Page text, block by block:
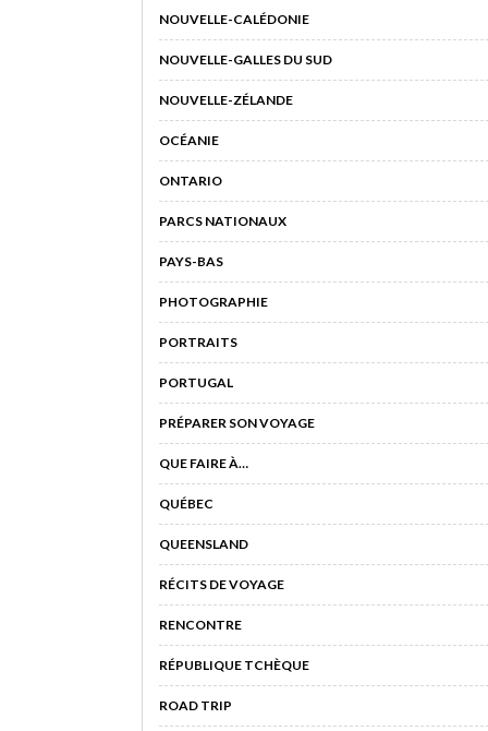
NOUVELLE-CALÉDONIE
NOUVELLE-GALLES DU SUD
NOUVELLE-ZÉLANDE
OCÉANIE
ONTARIO
PARCS NATIONAUX
PAYS-BAS
PHOTOGRAPHIE
PORTRAITS
PORTUGAL
PRÉPARER SON VOYAGE
QUE FAIRE À…
QUÉBEC
QUEENSLAND
RÉCITS DE VOYAGE
RENCONTRE
RÉPUBLIQUE TCHÈQUE
ROAD TRIP